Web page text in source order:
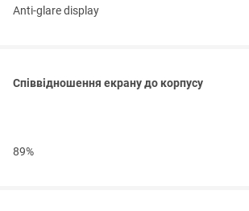
Anti-glare display
Співвідношення екрану до корпусу
89%